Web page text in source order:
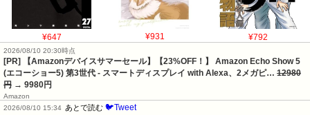
¥647 ¥931 ¥792
2026/08/10 20:30時点
[PR] 【Amazonデバイスサマーセール】【23%OFF！】 Amazon Echo Show 5
(エコーショー5) 第3世代 - スマートディスプレイ with Alexa、2メガピ… 12980
円 → 9980円
Amazon
2026/08/10 15:34 あとで読む 🐦Tweet